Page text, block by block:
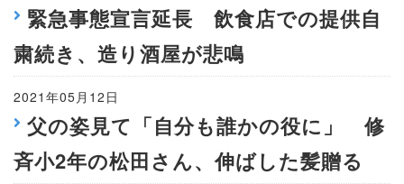
緊急事態宣言延長 飲食店での提供自
粛続き、造り酒屋が悲鳴
2021年05月12日
父の姿見て「自分も誰かの役に」 修
斉小2年の松田さん、伸ばした髪贈る